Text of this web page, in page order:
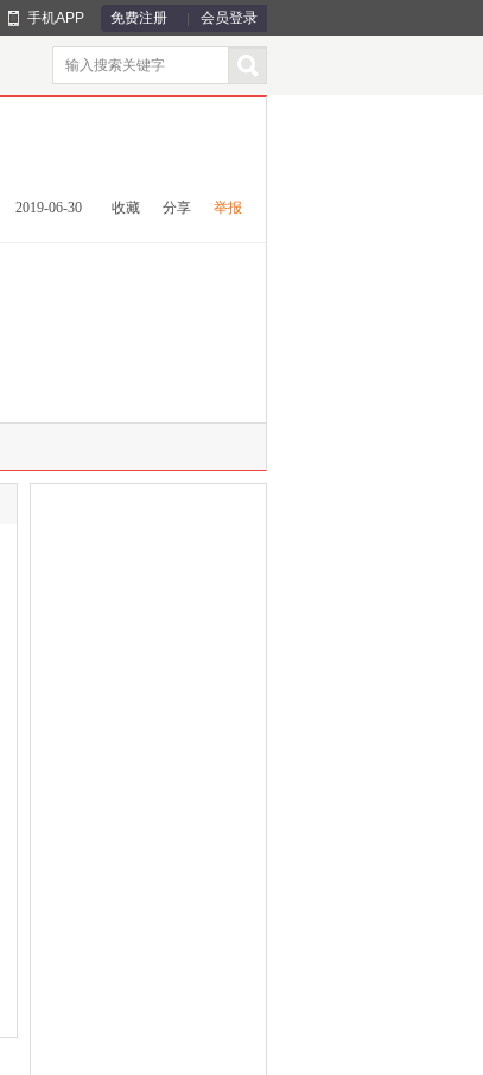
手机APP 免费注册 会员登录
举报
分享
收藏
2019-06-30